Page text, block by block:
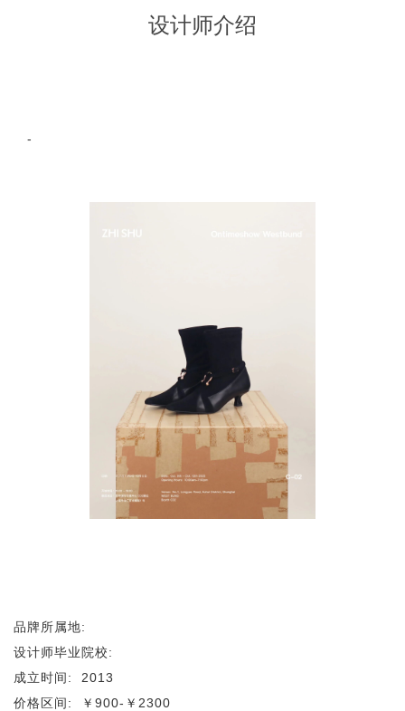
设计师介绍
-
品牌所属地:
设计师毕业院校:
成立时间:
2013
价格区间:
￥900-￥2300